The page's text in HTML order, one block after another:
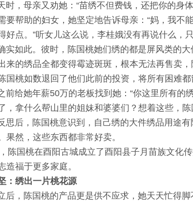
，母亲又劝她：“苗绣不但费钱，还把你的身
要帮助的妇女，她坚定地告诉母亲：“妈，我不
好点。”听女儿这么说，李桂娥没有再说什么，
如此。彼时，陈国桃她们绣的都是屏风类的大
来的绣品全都变得霉迹斑斑，根本无法再售卖
国桃如数退回了他们此前的投资，将所有困难都
给她年薪50万的老板找到她：“你这里所有的
，拿什么帮山里的姐妹和婆婆们？想着这些，陈
后，陈国桃意识到，自己绣的大件绣品用途有
果然，这些东西都非常好卖。
国桃在酉阳古城成立了酉阳县子月苗族文化
造福于更多家庭。
：绣出一片桃花源
，陈国桃的产品更是供不应求，她天天忙得脚